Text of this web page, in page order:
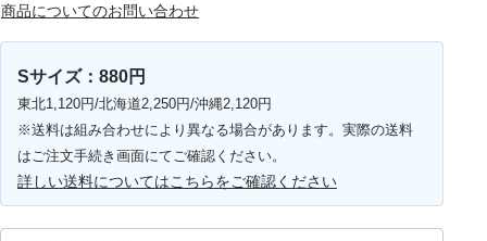
商品についてのお問い合わせ
Sサイズ：880円
東北1,120円/北海道2,250円/沖縄2,120円
※送料は組み合わせにより異なる場合があります。実際の送料
はご注文手続き画面にてご確認ください。
詳しい送料についてはこちらをご確認ください